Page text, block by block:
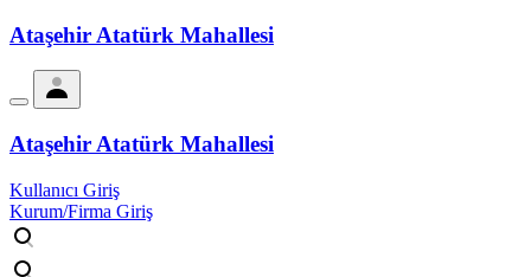
Ataşehir Atatürk Mahallesi
Ataşehir Atatürk Mahallesi
Kullanıcı Giriş
Kurum/Firma Giriş